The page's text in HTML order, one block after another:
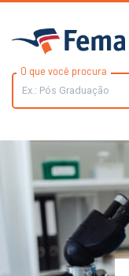
O que você procura